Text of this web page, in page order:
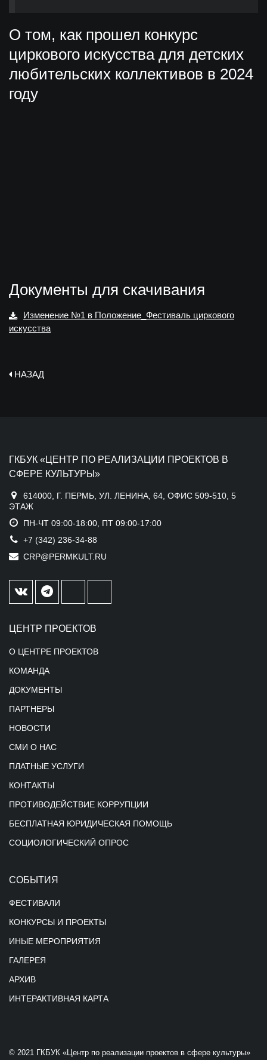
О том, как прошел конкурс
циркового искусства для детских
любительских коллективов в 2024
году
Документы для скачивания
Изменение №1 в Положение_Фестиваль циркового
искусства
НАЗАД
ГКБУК «ЦЕНТР ПО РЕАЛИЗАЦИИ ПРОЕКТОВ В
СФЕРЕ КУЛЬТУРЫ»
614000, Г. ПЕРМЬ, УЛ. ЛЕНИНА, 64, ОФИС 509-510, 5
ЭТАЖ
ПН-ЧТ 09:00-18:00, ПТ 09:00-17:00
+7 (342) 236-34-88
CRP@PERMKULT.RU
ЦЕНТР ПРОЕКТОВ
О ЦЕНТРЕ ПРОЕКТОВ
КОМАНДА
ДОКУМЕНТЫ
ПАРТНЕРЫ
НОВОСТИ
СМИ О НАС
ПЛАТНЫЕ УСЛУГИ
КОНТАКТЫ
ПРОТИВОДЕЙСТВИЕ КОРРУПЦИИ
БЕСПЛАТНАЯ ЮРИДИЧЕСКАЯ ПОМОЩЬ
СОЦИОЛОГИЧЕСКИЙ ОПРОС
СОБЫТИЯ
ФЕСТИВАЛИ
КОНКУРСЫ И ПРОЕКТЫ
ИНЫЕ МЕРОПРИЯТИЯ
ГАЛЕРЕЯ
АРХИВ
ИНТЕРАКТИВНАЯ КАРТА
© 2021 ГКБУК «Центр по реализации проектов в сфере культуры»